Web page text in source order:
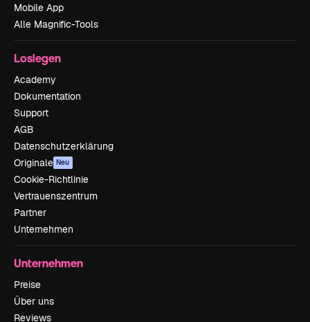
Mobile App
Alle Magnific-Tools
Loslegen
Academy
Dokumentation
Support
AGB
Datenschutzerklärung
Originale Neu
Cookie-Richtlinie
Vertrauenszentrum
Partner
Unternehmen
Unternehmen
Preise
Über uns
Reviews